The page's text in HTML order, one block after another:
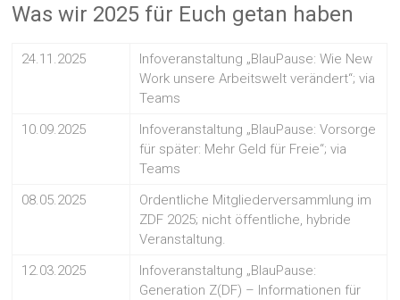
Was wir 2025 für Euch getan haben
24.11.2025
Infoveranstaltung „BlauPause: Wie New
Work unsere Arbeitswelt verändert“; via
Teams
10.09.2025
Infoveranstaltung „BlauPause: Vorsorge
für später: Mehr Geld für Freie“; via
Teams
08.05.2025
Ordentliche Mitgliederversammlung im
ZDF 2025; nicht öffentliche, hybride
Veranstaltung.
12.03.2025
Infoveranstaltung „BlauPause:
Generation Z(DF) – Informationen für